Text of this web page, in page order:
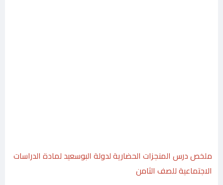
ملخص درس المنجزات الحضارية لدولة البوسعيد لمادة الدراسات
الاجتماعية للصف الثامن